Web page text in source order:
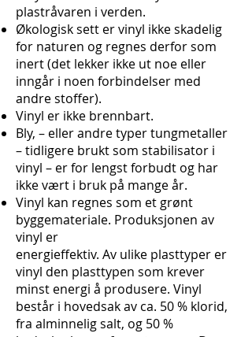
plastråvaren i verden.
Økologisk sett er vinyl ikke skadelig
for naturen og regnes derfor som
inert (det lekker ikke ut noe eller
inngår i noen forbindelser med
andre stoffer).
Vinyl er ikke brennbart.
Bly, – eller andre typer tungmetaller
– tidligere brukt som stabilisator i
vinyl – er for lengst forbudt og har
ikke vært i bruk på mange år.
Vinyl kan regnes som et grønt
byggemateriale. Produksjonen av
vinyl er
energieffektiv. Av ulike plasttyper er
vinyl den plasttypen som krever
minst energi å produsere. Vinyl
består i hovedsak av ca. 50 % klorid,
fra alminnelig salt, og 50 %